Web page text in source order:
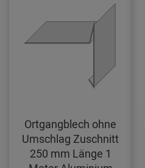
Ortgangblech ohne
Umschlag Zuschnitt
250 mm Länge 1